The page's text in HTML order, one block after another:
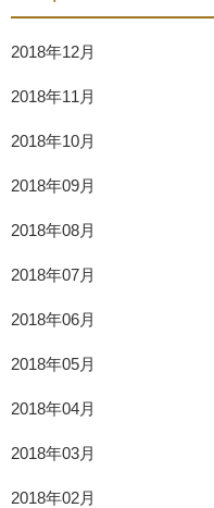
2018年12月
2018年11月
2018年10月
2018年09月
2018年08月
2018年07月
2018年06月
2018年05月
2018年04月
2018年03月
2018年02月